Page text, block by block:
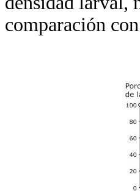
comparación